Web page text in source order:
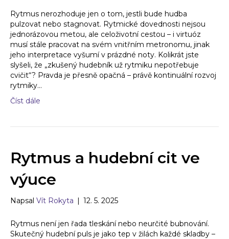
Rytmus nerozhoduje jen o tom, jestli bude hudba
pulzovat nebo stagnovat. Rytmické dovednosti nejsou
jednorázovou metou, ale celoživotní cestou – i virtuóz
musí stále pracovat na svém vnitřním metronomu, jinak
jeho interpretace vyšumí v prázdné noty. Kolikrát jste
slyšeli, že „zkušený hudebník už rytmiku nepotřebuje
cvičit“? Pravda je přesně opačná – právě kontinuální rozvoj
rytmiky…
Číst dále
Rytmus a hudební cit ve
výuce
Napsal Vít Rokyta | 12. 5. 2025
Rytmus není jen řada tleskání nebo neurčité bubnování.
Skutečný hudební puls je jako tep v žilách každé skladby –